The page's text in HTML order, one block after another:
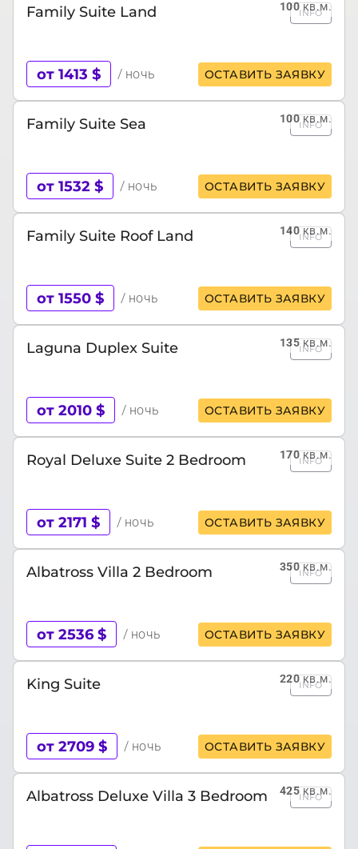
100кв.м.
Family Suite Land INFO
от 1413 $ / ночь ОСТАВИТЬ ЗАЯВКУ
100кв.м.
Family Suite Sea INFO
от 1532 $ / ночь ОСТАВИТЬ ЗАЯВКУ
140кв.м.
Family Suite Roof Land INFO
от 1550 $ / ночь ОСТАВИТЬ ЗАЯВКУ
135кв.м.
Laguna Duplex Suite INFO
от 2010 $ / ночь ОСТАВИТЬ ЗАЯВКУ
170кв.м.
Royal Deluxe Suite 2 Bedroom INFO
от 2171 $ / ночь ОСТАВИТЬ ЗАЯВКУ
350кв.м.
Albatross Villa 2 Bedroom INFO
от 2536 $ / ночь ОСТАВИТЬ ЗАЯВКУ
220кв.м.
King Suite INFO
от 2709 $ / ночь ОСТАВИТЬ ЗАЯВКУ
425кв.м.
Albatross Deluxe Villa 3 Bedroom INFO